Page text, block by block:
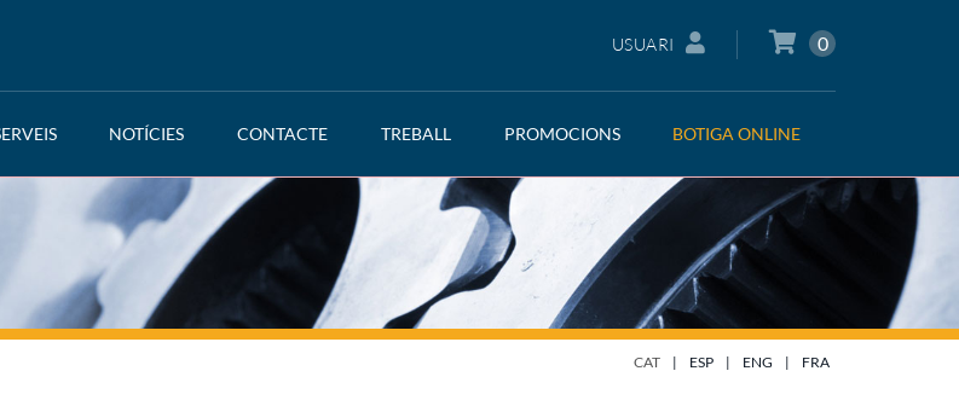
USUARI 0
NOTÍCIES CONTACTE TREBALL PROMOCIONS BOTIGA ONLINE
CAT | ESP | ENG | FRA